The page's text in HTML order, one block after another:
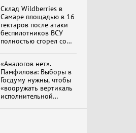
Г.А. Зюганова,
Председателя ЦК
КПРФ Руководителя
фракции КПРФ в
Государственной Думе
РФ (28.07.2026)
Документальный
фильм "Империализм и
Бить смелее!
В.Баранец, В.Дандыкин,
года
обновлено
Склад Wildberries в
Самаре площадью в 16
гектаров после атаки
беспилотников ВСУ
полностью сгорел со
«Аналогов нет».
Памфилова: Выборы в
Госдуму нужны, чтобы
«вооружать вертикаль
исполнительной